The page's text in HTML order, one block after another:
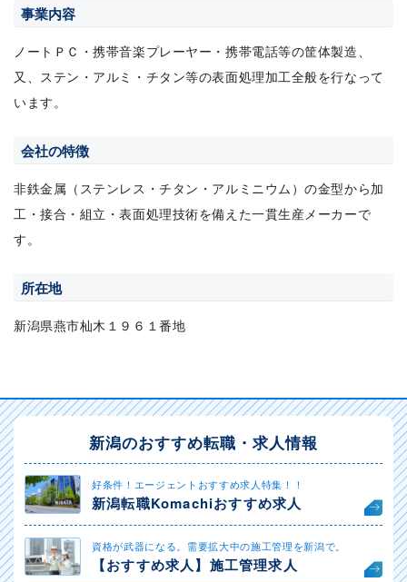
事業内容
ノートＰＣ・携帯音楽プレーヤー・携帯電話等の筐体製造、
又、ステン・アルミ・チタン等の表面処理加工全般を行なって
います。
会社の特徴
非鉄金属（ステンレス・チタン・アルミニウム）の金型から加
工・接合・組立・表面処理技術を備えた一貫生産メーカーで
す。
所在地
新潟県燕市杣木１９６１番地
新潟のおすすめ転職・求人情報
好条件！エージェントおすすめ求人特集！！
新潟転職Komachiおすすめ求人
資格が武器になる。需要拡大中の施工管理を新潟で。
【おすすめ求人】施工管理求人